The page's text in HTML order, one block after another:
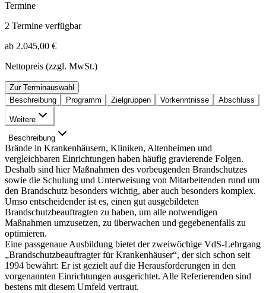
Termine
2 Termine verfügbar
ab 2.045,00 €
Nettopreis (zzgl. MwSt.)
Zur Terminauswahl
Beschreibung
Programm Zielgruppen Vorkenntnisse Abschluss
Weitere
Beschreibung
Brände in Krankenhäusern, Kliniken, Altenheimen und
vergleichbaren Einrichtungen haben häufig gravierende Folgen.
Deshalb sind hier Maßnahmen des vorbeugenden Brandschutzes
sowie die Schulung und Unterweisung von Mitarbeitenden rund um
den Brandschutz besonders wichtig, aber auch besonders komplex.
Umso entscheidender ist es, einen gut ausgebildeten
Brandschutzbeauftragten zu haben, um alle notwendigen
Maßnahmen umzusetzen, zu überwachen und gegebenenfalls zu
optimieren.
Eine passgenaue Ausbildung bietet der zweiwöchige VdS-Lehrgang
„Brandschutzbeauftragter für Krankenhäuser“, der sich schon seit
1994 bewährt: Er ist gezielt auf die Herausforderungen in den
vorgenannten Einrichtungen ausgerichtet. Alle Referierenden sind
bestens mit diesem Umfeld vertraut.